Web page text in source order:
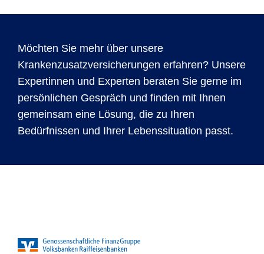
Möchten Sie mehr über unsere
Krankenzusatzversicherungen erfahren? Unsere
Expertinnen und Experten beraten Sie gerne im
persönlichen Gespräch und finden mit Ihnen
gemeinsam eine Lösung, die zu Ihren
Bedürfnissen und Ihrer Lebenssituation passt.